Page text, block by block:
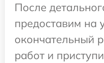
После
предоставим на
окончательный
работ и